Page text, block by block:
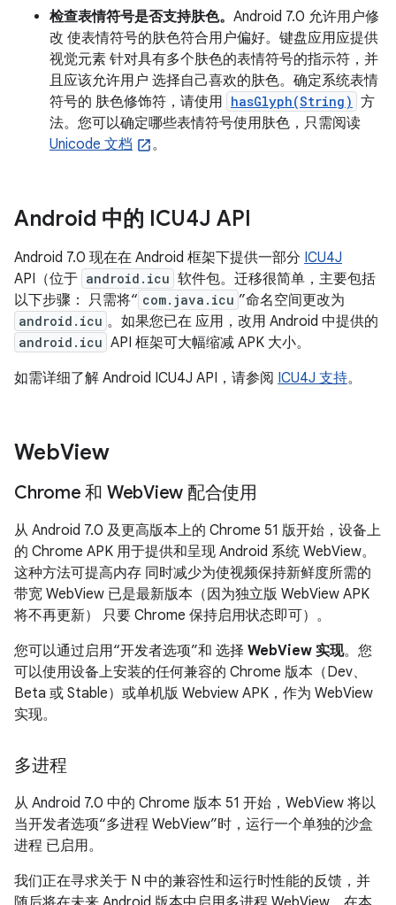
检查表情符号是否支持肤色。 Android 7.0 允许用户修
改 使表情符号的肤色符合用户偏好。键盘应用应提供
视觉元素 针对具有多个肤色的表情符号的指示符，并
且应该允许用户 选择自己喜欢的肤色。确定系统表情
符号的 肤色修饰符，请使用 hasGlyph(String) 方
法。您可以确定哪些表情符号使用肤色，只需阅读
Unicode 文档
。
Android 中的 ICU4J API
Android 7.0 现在在 Android 框架下提供一部分 ICU4J
API（位于 android.icu 软件包。迁移很简单，主要包括
以下步骤： 只需将“ com.java.icu ”命名空间更改为
android.icu 。如果您已在 应用，改用 Android 中提供的
android.icu API 框架可大幅缩减 APK 大小。
如需详细了解 Android ICU4J API，请参阅 ICU4J 支持。
WebView
Chrome 和 WebView 配合使用
从 Android 7.0 及更高版本上的 Chrome 51 版开始，设备上
的 Chrome APK 用于提供和呈现 Android 系统 WebView。
这种方法可提高内存 同时减少为使视频保持新鲜度所需的
带宽 WebView 已是最新版本（因为独立版 WebView APK
将不再更新） 只要 Chrome 保持启用状态即可）。
您可以通过启用“开发者选项”和 选择 WebView 实现。您
可以使用设备上安装的任何兼容的 Chrome 版本（Dev、
Beta 或 Stable）或单机版 Webview APK，作为 WebView
实现。
多进程
从 Android 7.0 中的 Chrome 版本 51 开始，WebView 将以
当开发者选项“多进程 WebView”时，运行一个单独的沙盒
进程 已启用。
我们正在寻求关于 N 中的兼容性和运行时性能的反馈，并